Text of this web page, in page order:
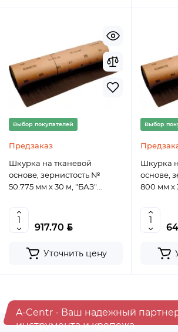
Выбор покупателей
Предзаказ
Шкурка на тканевой
основе, зернистость №
50.775 мм х 30 м, "БАЗ"
917.70 BYN
Уточнить цену
Выбор
Шкурка
основе,
800 мм х
A-Centr - Ваш надежный
инструмента и крепежа